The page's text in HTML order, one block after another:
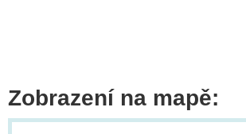
Zobrazení na mapě: